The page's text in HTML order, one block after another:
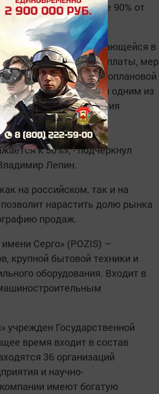
приходится свыше 90% от
политикой, заключающейся в
выплаты заработной платы, мер
собственной многоплановой
день POZIS является одним из
РФ по уровню развития
гражданского
в общем объеме
к 50%», - подчеркнул
Лепин.
на российском, так и на
нарастить долю рынка
продаж.
Серго» (POZIS) –
крупной бытовой техники и
оборудования. Входит в
учрежден Государственной
время входит в состав
36 организаций
и научно-
имеют богатую